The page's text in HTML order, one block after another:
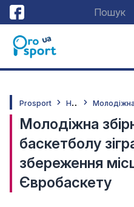
Prosport Н
овини
Молодіжна
баскетболу
збереження
Євробаскету